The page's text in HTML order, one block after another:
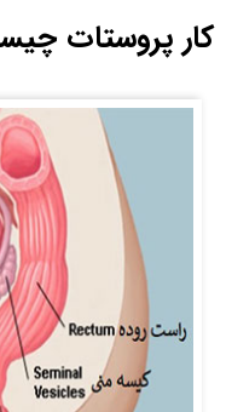
کار پروستات